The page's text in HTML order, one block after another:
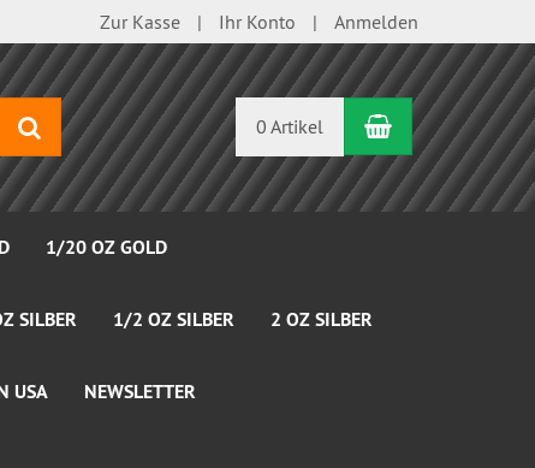
Zur Kasse Ihr Konto Anmelden
Suchen 0 Artikel Warenkorb
1/20 OZ GOLD
SILBER 1/2 OZ SILBER 2 OZ SILBER
USA NEWSLETTER